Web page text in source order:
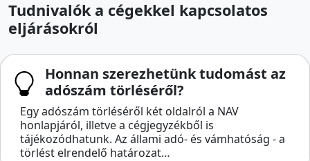
Tudnivalók a cégekkel kapcsolatos
eljárásokról
Honnan szerezhetünk tudomást az
adószám törléséről?
Egy adószám törléséről két oldalról a NAV
honlapjáról, illetve a cégjegyzékből is
tájékozódhatunk. Az állami adó- és vámhatóság - a
törlést elrendelő határozat…